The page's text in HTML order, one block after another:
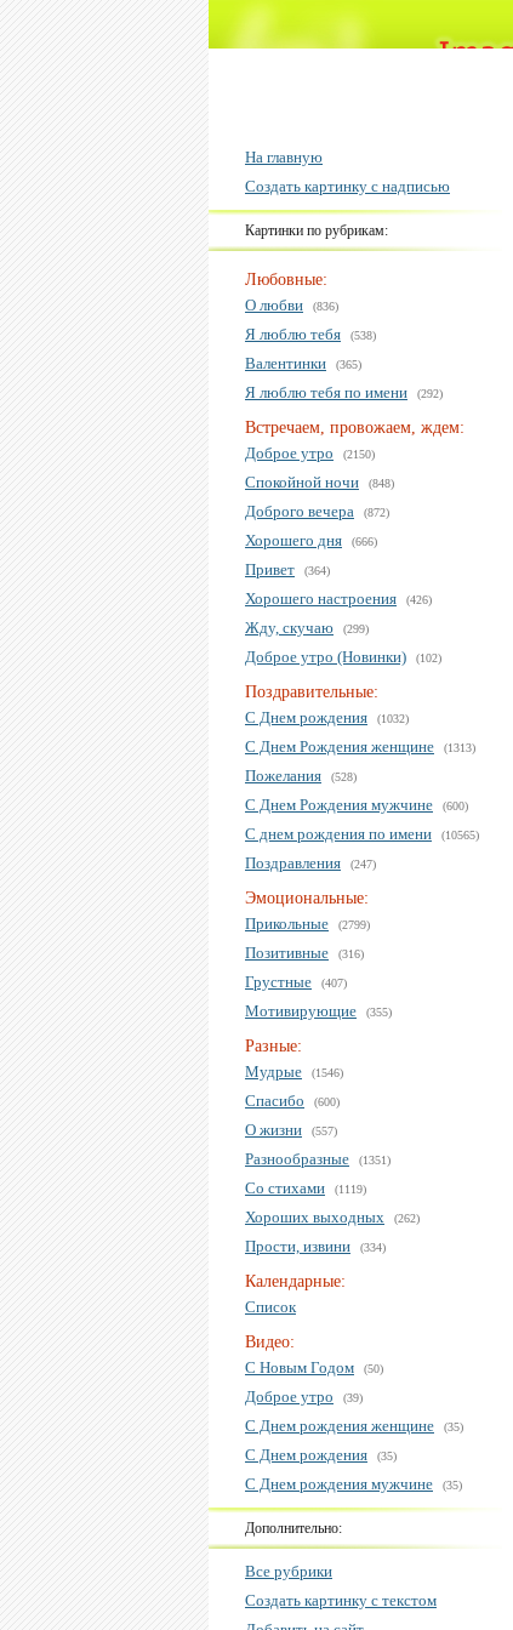
На главную
Создать картинку с надписью
Картинки по рубрикам:
Любовные:
О любви
(836)
Я люблю тебя (538)
Валентинки (365)
Я люблю тебя по имени (292)
Встречаем, провожаем, ждем:
Доброе утро
(2150)
Спокойной ночи (848)
Доброго вечера (872)
Хорошего дня (666)
Привет (364)
Хорошего настроения (426)
Жду, скучаю (299)
Доброе утро (Новинки) (102)
Поздравительные:
С Днем рождения
(1032)
С Днем Рождения женщине (1313)
Пожелания (528)
С Днем Рождения мужчине (600)
С днем рождения по имени (10565)
Поздравления (247)
Эмоциональные:
Прикольные
(2799)
Позитивные (316)
Грустные (407)
Мотивирующие (355)
Разные:
Мудрые
(1546)
Спасибо (600)
О жизни (557)
Разнообразные (1351)
Со стихами (1119)
Хороших выходных (262)
Прости, извини (334)
Календарные:
Список
Видео:
С Новым Годом
(50)
Доброе утро (39)
С Днем рождения женщине (35)
С Днем рождения (35)
С Днем рождения мужчине (35)
Дополнительно:
Все рубрики
Создать картинку с текстом